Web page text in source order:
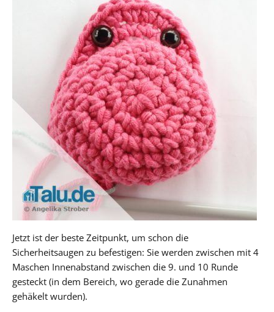
Jetzt ist der beste Zeitpunkt, um schon die
Sicherheitsaugen zu befestigen: Sie werden zwischen mit 4
Maschen Innenabstand zwischen die 9. und 10 Runde
gesteckt (in dem Bereich, wo gerade die Zunahmen
gehäkelt wurden).